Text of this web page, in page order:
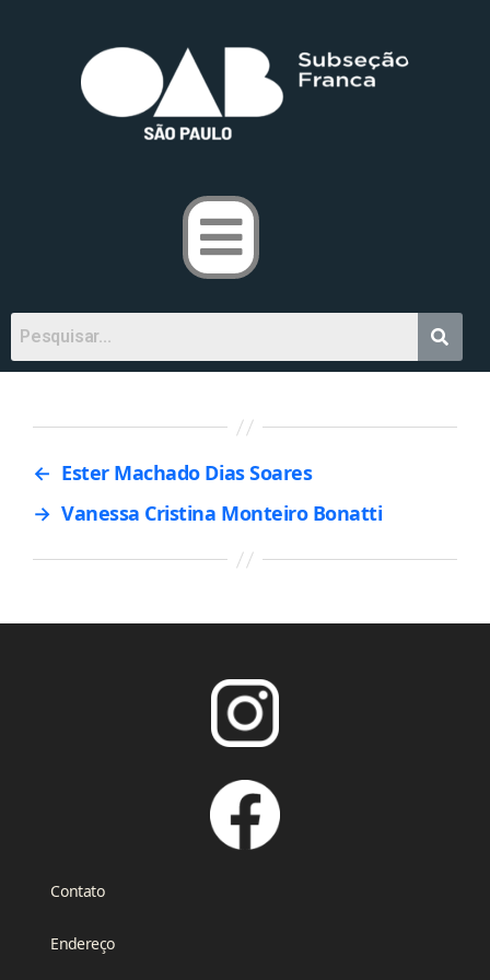
← Ester Machado Dias Soares
→ Vanessa Cristina Monteiro Bonatti
Contato
Endereço